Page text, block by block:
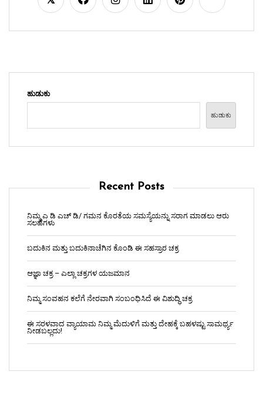
ಹುಡುಕು
ಹುಡುಕು
Recent Posts
ನಿಮ್ಮ ಎ ಡಿ ಎಚ್ ಡಿ/ ಗಮನ ಕೊರತೆಯ ಸಮಸ್ಯೆಯನ್ನು ಸರಾಗ ಮಾಡಲು ಆರು
ಸಲಹೆಗಳು
ಬದುಕಿನ ಮತ್ತು ಬದುಕಿನಾಚೆಗಿನ ಕೊಂಡಿ ಈ ಸಹಸ್ರಾರ ಚಕ್ರ
ಆಜ್ಞಾ ಚಕ್ರ – ಎಲ್ಲಾ ಚಕ್ರಗಳ ಯಜಮಾನ
ನಿಮ್ಮ ಸಂವಹನ ಕಲೆಗೆ ನೇರವಾಗಿ ಸಂಬಂಧಿಸಿದೆ ಈ ವಿಶುದ್ಧಿ ಚಕ್ರ
ಈ ಸರಳವಾದ ವ್ಯಾಯಾಮ ನಿಮ್ಮ ಮೆದುಳಿಗೆ ಮತ್ತು ದೇಹಕ್ಕೆ ಬಹಳಷ್ಟು ಸಾಮರ್ಥ್ಯ
ನೀಡಬಲ್ಲದು!